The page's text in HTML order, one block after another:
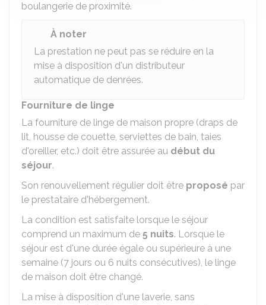
boulangerie de proximité.
À noter
La prestation ne peut pas se réduire en la
mise à disposition d'un distributeur
automatique de denrées.
Fourniture de linge
La fourniture de linge de maison propre (draps de
lit, housse de couette, serviettes de bain, taies
d'oreiller, etc.) doit être assurée au début du
séjour.
Son renouvellement régulier doit être proposé par
le prestataire d'hébergement.
La condition est satisfaite lorsque le séjour
comprend un maximum de 5 nuits. Lorsque le
séjour est d'une durée égale ou supérieure à une
semaine (7 jours ou 6 nuits consécutives), le linge
de maison doit être changé.
La mise à disposition d'une laverie, sans